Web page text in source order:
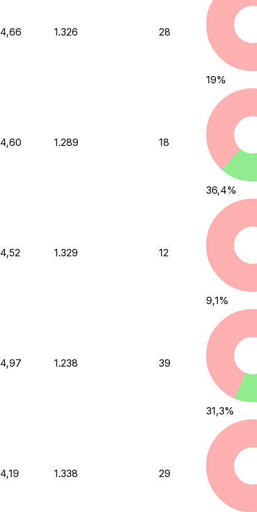
4,66 1.326 28
19%
4,60 1.289 18
36,4%
4,52 1.329 12
9,1%
4,97 1.238 39
31,3%
4,19 1.338 29